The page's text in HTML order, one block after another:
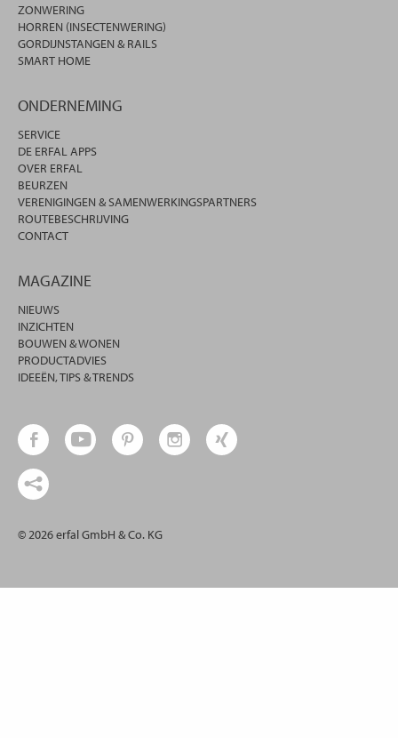
ZONWERING
HORREN (INSECTENWERING)
GORDIJNSTANGEN & RAILS
SMART HOME
ONDERNEMING
SERVICE
DE ERFAL APPS
OVER ERFAL
BEURZEN
VERENIGINGEN & SAMENWERKINGSPARTNERS
ROUTEBESCHRIJVING
CONTACT
MAGAZINE
NIEUWS
INZICHTEN
BOUWEN & WONEN
PRODUCTADVIES
IDEEËN, TIPS & TRENDS
© 2026 erfal GmbH & Co. KG